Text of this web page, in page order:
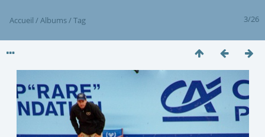
3/26
Accueil /Albums/Tag